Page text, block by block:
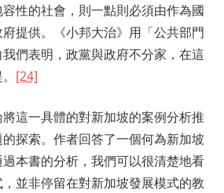
性的社會，則一點則必須由作為國
提供。《小邦大治》用「公共部門
們表明，政黨與政府不分家，在這
[24]
這一具體的對新加坡的案例分析推
探索。作者回答了一個何為新加坡
過本書的分析，我們可以很清楚地看
並非停留在對新加坡發展模式的教